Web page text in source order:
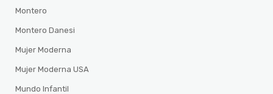
Montero
Montero Danesi
Mujer Moderna
Mujer Moderna USA
Mundo Infantil